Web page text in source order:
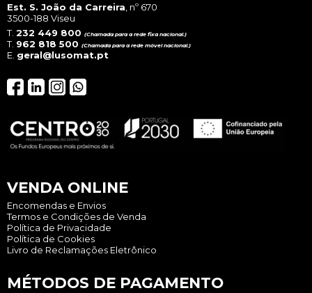
Est. S. João da Carreira , nº 670
3500-188 Viseu
T. 232 449 800 (Chamada para a rede fixa nacional.)
T. 962 818 500 (Chamada para a rede móvel nacional.)
E. geral@lusomat.pt
VENDA ONLINE
Encomendas e Envios
Termos e Condições de Venda
Política de Privacidade
Política de Cookies
Livro de Reclamações Eletrônico
MÉTODOS DE PAGAMENTO